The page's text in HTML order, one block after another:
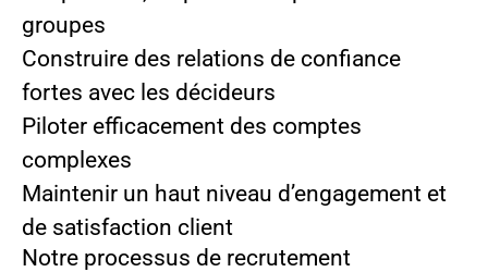
groupes
Construire des relations de confiance
fortes avec les décideurs
Piloter efficacement des comptes
complexes
Maintenir un haut niveau d’engagement et
de satisfaction client
Notre processus de recrutement